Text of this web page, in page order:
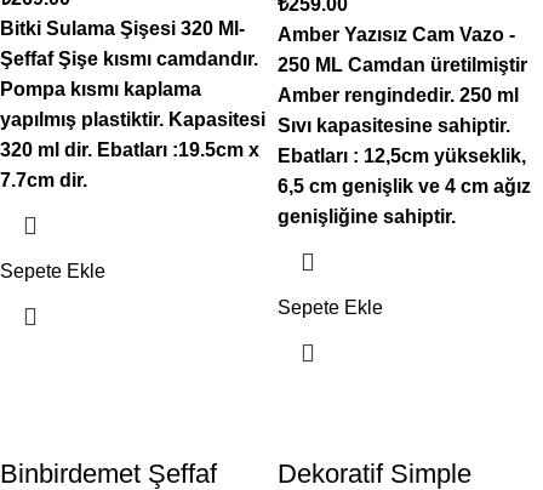
Bitki Sulama Şişesi 320 Ml-
Şeffaf Şişe kısmı camdandır.
Pompa kısmı kaplama
yapılmış plastiktir. Kapasitesi
320 ml dir. Ebatları :19.5cm x
7.7cm dir.
Sepete Ekle
Amber Yazısız Cam Vazo -
250 ML Camdan üretilmiştir
Amber rengindedir. 250 ml
Sıvı kapasitesine sahiptir.
Ebatları : 12,5cm yükseklik,
6,5 cm genişlik ve 4 cm ağız
genişliğine sahiptir.
Sepete Ekle
Binbirdemet Şeffaf
Dekoratif Simple